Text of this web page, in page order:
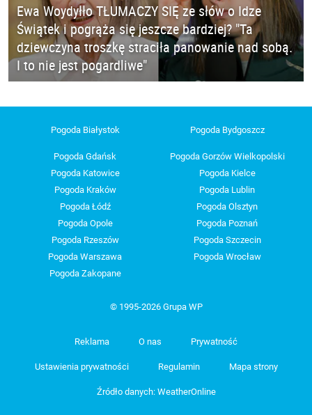
Ewa Woydyłło TŁUMACZY SIĘ ze słów o Idze
Świątek i pogrąża się jeszcze bardziej? "Ta
dziewczyna troszkę straciła panowanie nad sobą.
I to nie jest pogardliwe"
Pogoda Białystok Pogoda Bydgoszcz
Pogoda Gdańsk
Pogoda Gorzów Wielkopolski
Pogoda Katowice
Pogoda Kielce
Pogoda Kraków
Pogoda Lublin
Pogoda Łódź
Pogoda Olsztyn
Pogoda Opole
Pogoda Poznań
Pogoda Rzeszów
Pogoda Szczecin
Pogoda Warszawa
Pogoda Wrocław
Pogoda Zakopane
© 1995-2026 Grupa WP
Reklama O nas Prywatność
Ustawienia prywatności Regulamin Mapa strony
Źródło danych: WeatherOnline